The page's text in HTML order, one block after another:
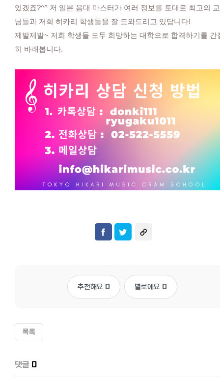
있겠죠?^^ 저 일본 음대 마스터가 여러 정보를 토대로 최고의
님들과 저희 히카리 학생들을 잘 도와드리고 있답니다!
제발제발~ 저희 학생들 모두 희망하는 대학으로 합격하기를 간
히 바래봅니다.
추천해요 0 별로에요 0
목록
댓글 0